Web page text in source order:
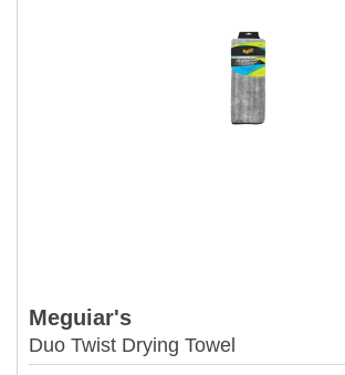
Meguiar's
Duo Twist Drying Towel